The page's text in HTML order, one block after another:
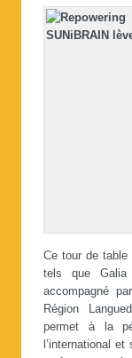
Ce tour de
tels que Galia
accompagné
Région
permet à la
l’international